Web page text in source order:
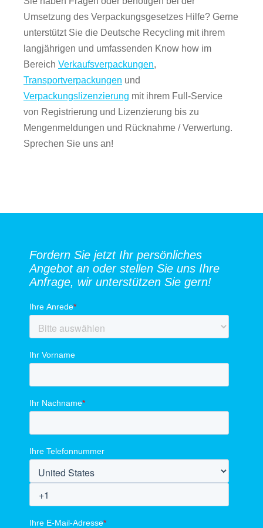
Umsetzung des Verpackungsgesetzes Hilfe? Gerne
unterstützt Sie die Deutsche Recycling mit ihrem
langjährigen und umfassenden Know how im
Bereich Verkaufsverpackungen,
Transportverpackungen und
Verpackungslizenzierung mit ihrem Full-Service
von Registrierung und Lizenzierung bis zu
Mengenmeldungen und Rücknahme / Verwertung.
Sprechen Sie uns an!